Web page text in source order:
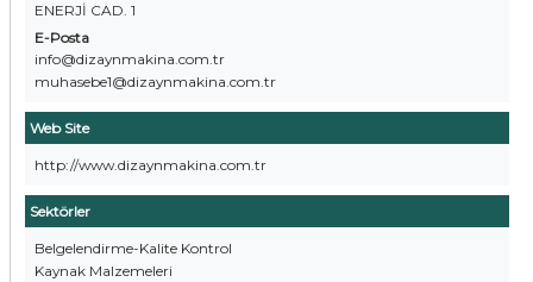
ENERJİ CAD. 1
E-Posta
info@dizaynmakina.com.tr
muhasebe1@dizaynmakina.com.tr
Web Site
http://www.dizaynmakina.com.tr
Sektörler
Belgelendirme-Kalite Kontrol
Kaynak Malzemeleri